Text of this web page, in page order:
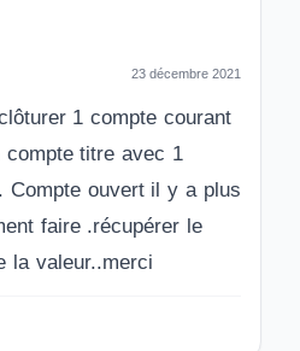
23 décembre 2021
1 compte courant
compte titre avec 1
Compte ouvert il y a plus
faire .récupérer le
la valeur..merci